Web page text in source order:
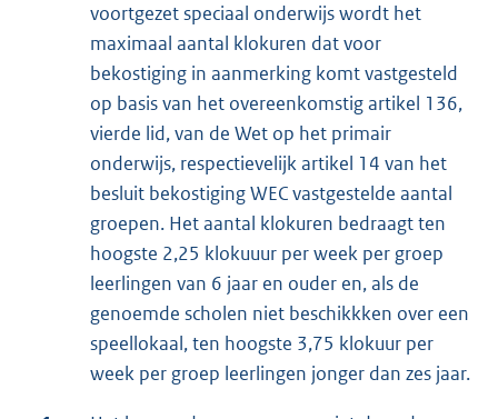
voortgezet speciaal onderwijs wordt het
maximaal aantal klokuren dat voor
bekostiging in aanmerking komt vastgesteld
op basis van het overeenkomstig artikel 136,
vierde lid, van de Wet op het primair
onderwijs, respectievelijk artikel 14 van het
besluit bekostiging WEC vastgestelde aantal
groepen. Het aantal klokuren bedraagt ten
hoogste 2,25 klokuuur per week per groep
leerlingen van 6 jaar en ouder en, als de
genoemde scholen niet beschikkken over een
speellokaal, ten hoogste 3,75 klokuur per
week per groep leerlingen jonger dan zes jaar.